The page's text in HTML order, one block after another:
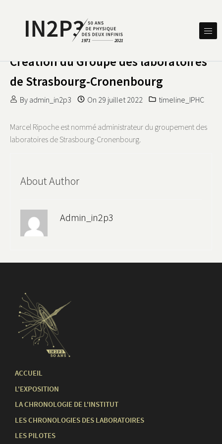
IN2P3 50 ANS DE PHYSIQUE
Création du Groupe des laboratoires
de Strasbourg-Cronenbourg
By admin_in2p3 On 29 juillet 2022 timeline_IPHC
Marcel Ripoche est nommé administrateur du groupement des
laboratoires de Strasbourg-Cronenbourg.
About Author
Admin_in2p3
ACCUEIL
L'EXPOSITION
LA CHRONOLOGIE DE L'INSTITUT
LES CHRONOLOGIES DES LABORATOIRES
LES PILOTES